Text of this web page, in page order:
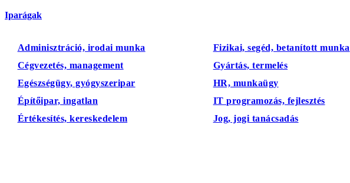
Iparágak
Adminisztráció, irodai munka
Cégvezetés, management
Egészségügy, gyógyszeripar
Építőipar, ingatlan
Értékesítés, kereskedelem
Fizikai, segéd, betanított munka
Gyártás, termelés
HR, munkaügy
IT programozás, fejlesztés
Jog, jogi tanácsadás